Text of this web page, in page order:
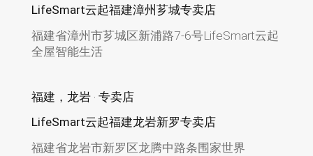
LifeSmart云起福建漳州芗城专卖店
福建省漳州市芗城区新浦路7-6号LifeSmart云起
全屋智能生活
福建，龙岩 · 专卖店
LifeSmart云起福建龙岩新罗专卖店
福建省龙岩市新罗区龙腾中路条围家世界